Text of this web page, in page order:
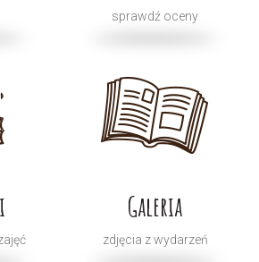
sprawdź oceny
Galeria
zdjęcia z wydarzeń